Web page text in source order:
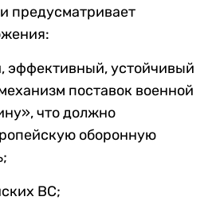
предусматривает
эффективный, устойчивый
поставок военной
что должно
оборонную
ВС;